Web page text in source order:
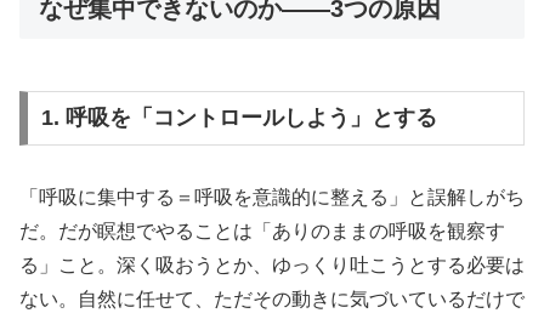
なぜ集中できないのか——3つの原因
1. 呼吸を「コントロールしよう」とする
「呼吸に集中する＝呼吸を意識的に整える」と誤解しがち
だ。だが瞑想でやることは「ありのままの呼吸を観察す
る」こと。深く吸おうとか、ゆっくり吐こうとする必要は
ない。自然に任せて、ただその動きに気づいているだけで